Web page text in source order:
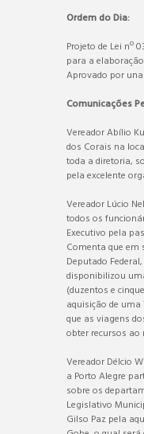
Ordem do Dia:
Projeto de Lei nº
para a
Aprovado por
Comunicações
Vereador Abílio
dos Corais na
toda a diretoria,
pela excelente
Vereador Lúcio
todos os
Executivo pela
Comenta que
Deputado
disponibilizou
(duzentos e
aquisição de uma
que as viagens
obter recursos ao
Vereador Délcio
a Porto Alegre
sobre os
Legislativo
Gilso Paz pela